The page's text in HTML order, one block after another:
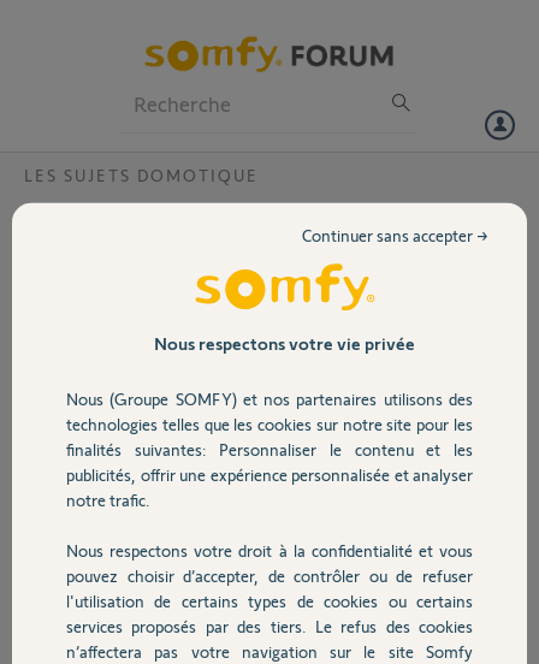
Volet
Sécurité
Domotique
Chauffage
Autres produits
LES SUJETS DOMOTIQUE
Capteur de vent tahoma ?
Je désire associer un capteur de vent à TAHOMA pour remonter
automatiquement les stores par SMART. Est-il possible de faire cela
avec EOLIS RTS + RECEPTEUR UNIVERSEL RTS ?
Merci,
Jean Pierre D.
il y a presque 5 ans
Participer au fil de discussion
Réponses
Nous respectons votre vie privée
Nous (Groupe SOMFY) et nos partenaires utilisons des
technologies telles que les cookies sur notre site pour les
finalités suivantes: Personnaliser le contenu et les
publicités, offrir une expérience personnalisée et analyser
notre trafic.
Nous respectons votre droit à la confidentialité et vous
pouvez choisir d’accepter, de contrôler ou de refuser
l'utilisation de certains types de cookies ou certains
services proposés par des tiers. Le refus des cookies
n’affectera pas votre navigation sur le site Somfy
Continuer sans accepter →